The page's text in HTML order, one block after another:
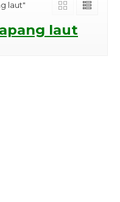
laut"
laut